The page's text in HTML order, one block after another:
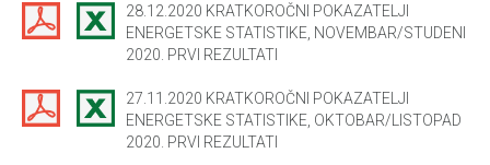
28.12.2020 KRATKOROČNI POKAZATELJI
ENERGETSKE STATISTIKE, NOVEMBAR/STUDENI
2020. PRVI REZULTATI
27.11.2020 KRATKOROČNI POKAZATELJI
ENERGETSKE STATISTIKE, OKTOBAR/LISTOPAD
2020. PRVI REZULTATI